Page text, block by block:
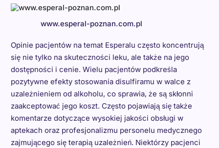
www.esperal-poznan.com.pl
Opinie pacjentów na temat Esperalu często koncentrują
się nie tylko na skuteczności leku, ale także na jego
dostępności i cenie. Wielu pacjentów podkreśla
pozytywne efekty stosowania disulfiramu w walce z
uzależnieniem od alkoholu, co sprawia, że są skłonni
zaakceptować jego koszt. Często pojawiają się także
komentarze dotyczące wysokiej jakości obsługi w
aptekach oraz profesjonalizmu personelu medycznego
zajmującego się terapią uzależnień. Niektórzy pacjenci